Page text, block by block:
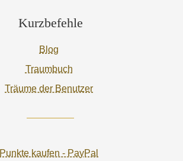
Kurzbefehle
Blog
Traumbuch
Träume der Benutzer
Punkte kaufen - PayPal